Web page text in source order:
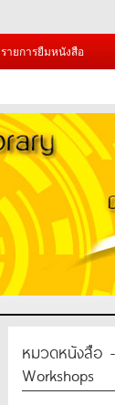
รายการยืมหนังสือ
หมวดหนังสือ
Workshops